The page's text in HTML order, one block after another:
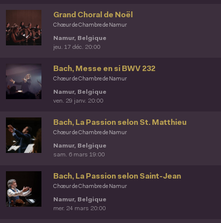
Chœur de Chambre de Namur
Grand Choral de Noël
Namur, Belgique
jeu. 17 déc. 20:00
Chœur de Chambre de Namur
Bach, Messe en si BWV 232
Namur, Belgique
ven. 29 janv. 20:00
Chœur de Chambre de Namur
Bach, La Passion selon St. Matthieu
Namur, Belgique
sam. 6 mars 19:00
Chœur de Chambre de Namur
Bach, La Passion selon Saint-Jean
Namur, Belgique
mer. 24 mars 20:00